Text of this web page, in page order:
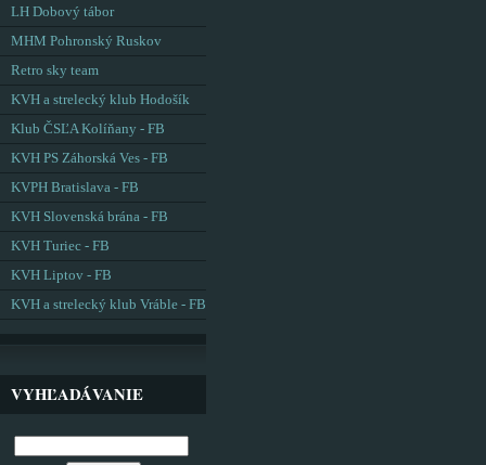
LH Dobový tábor
MHM Pohronský Ruskov
Retro sky team
KVH a strelecký klub Hodošík
Klub ČSĽA Kolíňany - FB
KVH PS Záhorská Ves - FB
KVPH Bratislava - FB
KVH Slovenská brána - FB
KVH Turiec - FB
KVH Liptov - FB
KVH a strelecký klub Vráble - FB
VYHĽADÁVANIE